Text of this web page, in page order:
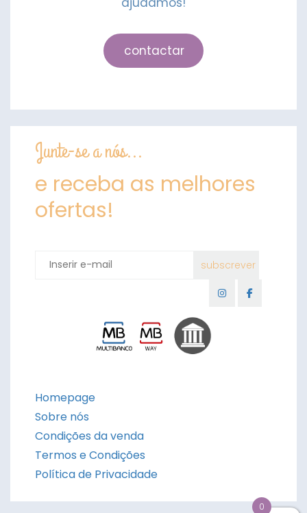
contactar
Junte-se a nós...
e receba as melhores
ofertas!
Homepage
Sobre nós
Condições da venda
Termos e Condições
Política de Privacidade
0